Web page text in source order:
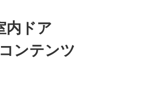
内ドア
ンテンツ